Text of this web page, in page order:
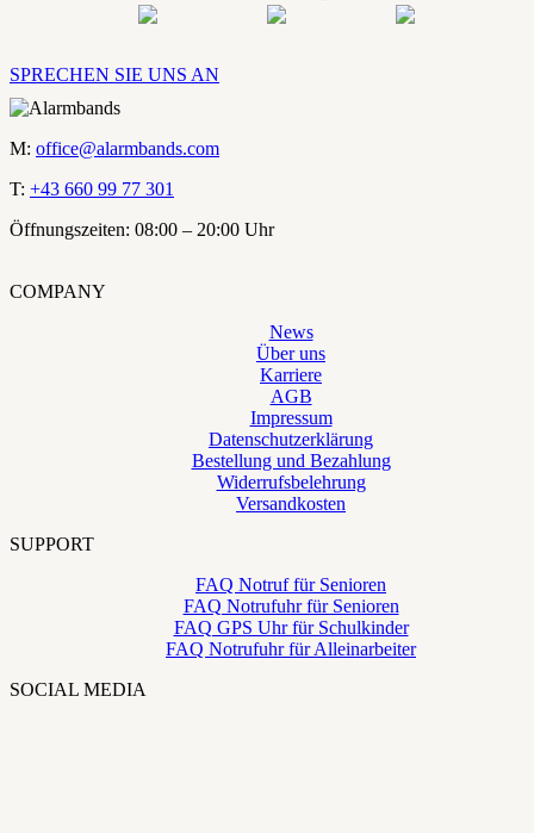
SPRECHEN SIE UNS AN
M: office@alarmbands.com
T: +43 660 99 77 301
Öffnungszeiten: 08:00 – 20:00 Uhr
COMPANY
News
Über uns
Karriere
AGB
Impressum
Datenschutzerklärung
Bestellung und Bezahlung
Widerrufsbelehrung
Versandkosten
SUPPORT
FAQ Notruf für Senioren
FAQ Notrufuhr für Senioren
FAQ GPS Uhr für Schulkinder
FAQ Notrufuhr für Alleinarbeiter
SOCIAL MEDIA